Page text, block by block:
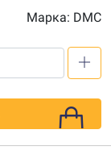
Марка: DMC